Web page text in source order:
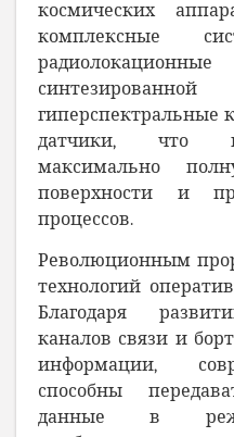
космических
комплексные
гиперспектральные
датчики, что
максимально
поверхности и
процессов.
Революционным
технологий
Благодаря
каналов связи и
информации,
способны
данные в